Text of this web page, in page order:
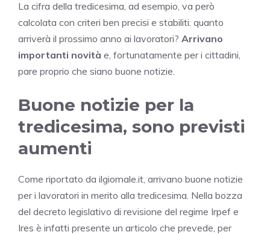
La cifra della tredicesima, ad esempio, va però
calcolata con criteri ben precisi e stabiliti: quanto
arriverà il prossimo anno ai lavoratori? Arrivano
importanti novità e, fortunatamente per i cittadini,
pare proprio che siano buone notizie.
Buone notizie per la
tredicesima, sono previsti
aumenti
Come riportato da ilgiornale.it, arrivano buone notizie
per i lavoratori in merito alla tredicesima. Nella bozza
del decreto legislativo di revisione del regime Irpef e
Ires è infatti presente un articolo che prevede, per